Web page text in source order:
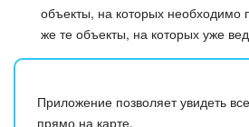
объекты, на которых необходимо
же те объекты, на которых уже
Приложение позволяет увидеть
прямо на карте.